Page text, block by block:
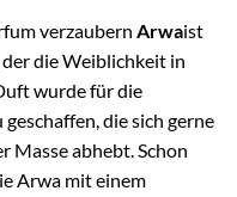
verzaubern Arwaist
die Weiblichkeit in
wurde für die
die sich gerne
Masse abhebt. Schon
Arwa mit einem